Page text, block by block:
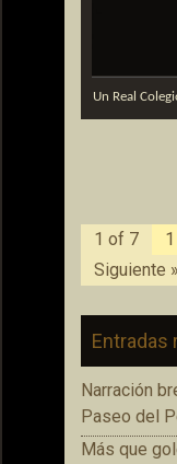
Un Real
1 of 7 1
Siguiente »
Entradas
Narración
Paseo del
Más que